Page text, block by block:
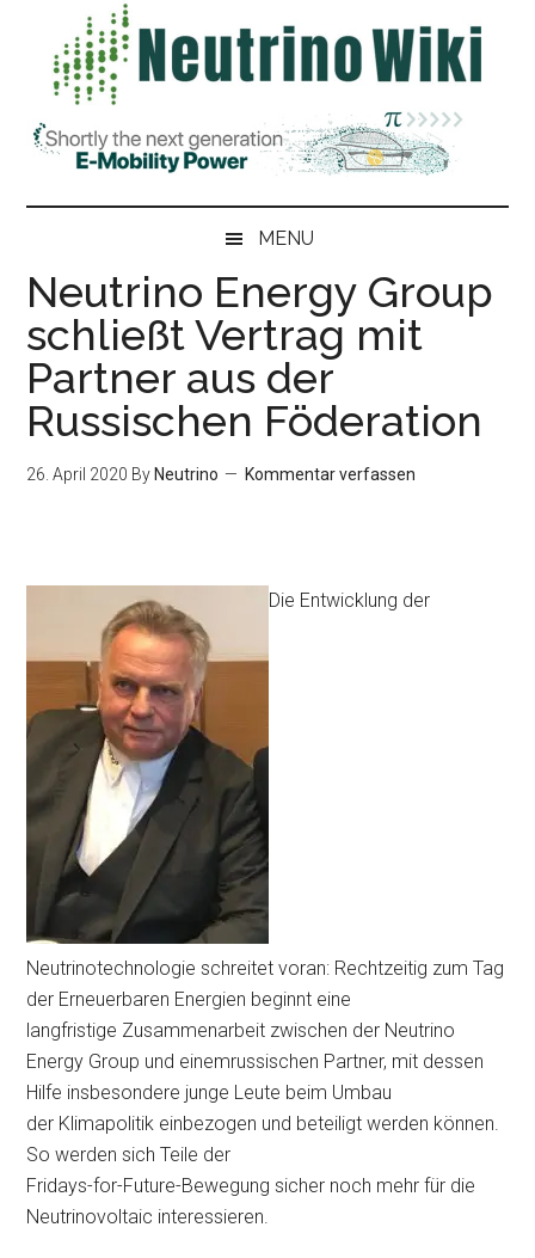
secondary
Hauptsidebar
springen
Fußzeile
springen
MENU
Neutrino Energy Group
schließt Vertrag mit
Partner aus der
Russischen Föderation
26. April 2020 ByNeutrino Kommentar verfassen
Die Entwicklung der
Neutrinotechnologie schreitet voran: Rechtzeitig zum Tag
der Erneuerbaren Energien beginnt eine
langfristige Zusammenarbeit zwischen der Neutrino
Energy Group und einemrussischen Partner, mit dessen
Hilfe insbesondere junge Leute beim Umbau
der Klimapolitik einbezogen und beteiligt werden können.
So werden sich Teile der
Fridays-for-Future-Bewegung sicher noch mehr für die
Neutrinovoltaic interessieren.